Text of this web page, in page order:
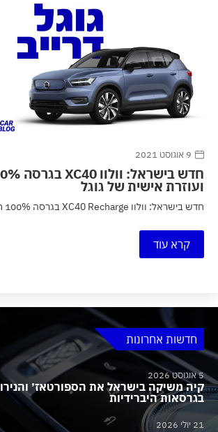
9 אוגוסט 2021
ועוזרת אישית של גוגל
חדש בישראל: וולוו XC40 Recharge בגרסה 100% חשמלית⚡
קרא עוד
חדשות אחרונות
5 אוגוסט 2026
קיה משיקה בישראל את הספורטאז׳
בגרסאות היברידיות
21 יולי 2026